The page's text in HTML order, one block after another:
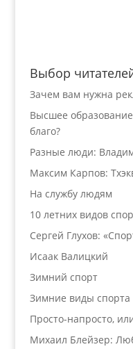
Выбор
Зачем вам нужна
Высшее
благо?
Разные люди:
Максим Карпов:
На службу людям
10 летних видов
Сергей Глухов:
Исаак Валицкий
Зимний спорт
Зимние виды спорта
Просто-напросто,
Михаил Блейзер: